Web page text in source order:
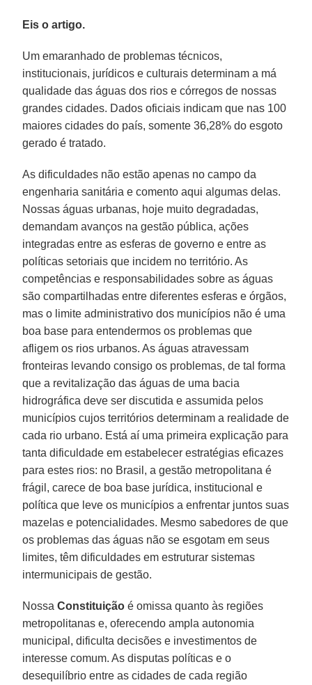
Eis o artigo.
Um emaranhado de problemas técnicos,
institucionais, jurídicos e culturais determinam a má
qualidade das águas dos rios e córregos de nossas
grandes cidades. Dados oficiais indicam que nas 100
maiores cidades do país, somente 36,28% do esgoto
gerado é tratado.
As dificuldades não estão apenas no campo da
engenharia sanitária e comento aqui algumas delas.
Nossas águas urbanas, hoje muito degradadas,
demandam avanços na gestão pública, ações
integradas entre as esferas de governo e entre as
políticas setoriais que incidem no território. As
competências e responsabilidades sobre as águas
são compartilhadas entre diferentes esferas e órgãos,
mas o limite administrativo dos municípios não é uma
boa base para entendermos os problemas que
afligem os rios urbanos. As águas atravessam
fronteiras levando consigo os problemas, de tal forma
que a revitalização das águas de uma bacia
hidrográfica deve ser discutida e assumida pelos
municípios cujos territórios determinam a realidade de
cada rio urbano. Está aí uma primeira explicação para
tanta dificuldade em estabelecer estratégias eficazes
para estes rios: no Brasil, a gestão metropolitana é
frágil, carece de boa base jurídica, institucional e
política que leve os municípios a enfrentar juntos suas
mazelas e potencialidades. Mesmo sabedores de que
os problemas das águas não se esgotam em seus
limites, têm dificuldades em estruturar sistemas
intermunicipais de gestão.
NossaConstituição é omissa quanto às regiões
metropolitanas e, oferecendo ampla autonomia
municipal, dificulta decisões e investimentos de
interesse comum. As disputas políticas e o
desequilíbrio entre as cidades de cada região